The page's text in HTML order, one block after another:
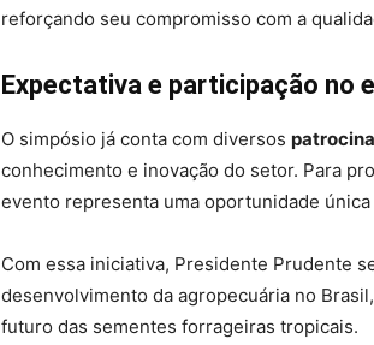
reforçando seu compromisso com a
Expectativa e participação no
O simpósio já conta com diversos
conhecimento e inovação do setor. Para
evento representa uma oportunidade
Com essa iniciativa, Presidente Prudente
desenvolvimento da agropecuária no
futuro das sementes forrageiras tropicais.